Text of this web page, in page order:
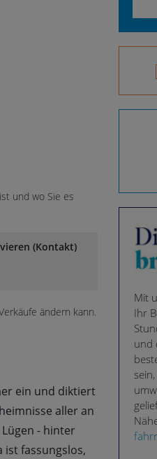
und wo Sie es
(Kontakt)
ändern kann.
ein und diktiert
aller an
- hinter
ist fassungslos,
Mit
Ihr
und